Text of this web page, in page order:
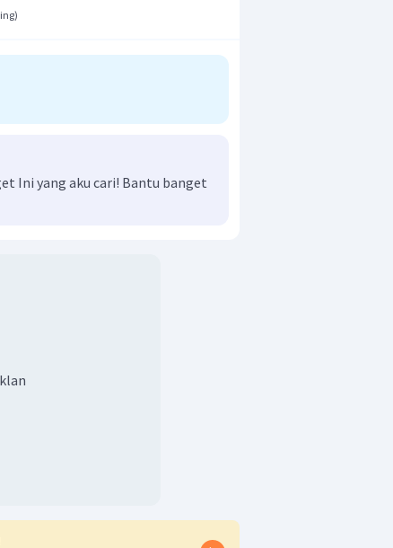
)
Ini yang aku cari! Bantu banget